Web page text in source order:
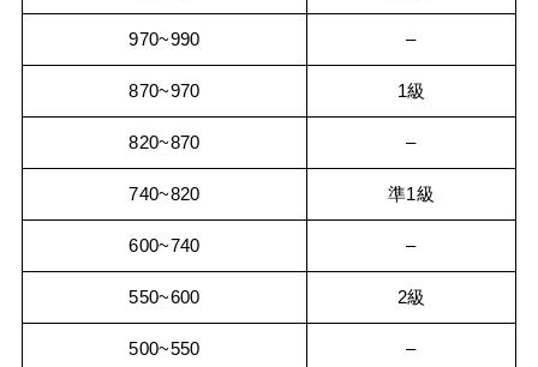
970~990 –
870~970 1級
820~870 –
740~820 準1級
600~740 –
550~600 2級
500~550 –